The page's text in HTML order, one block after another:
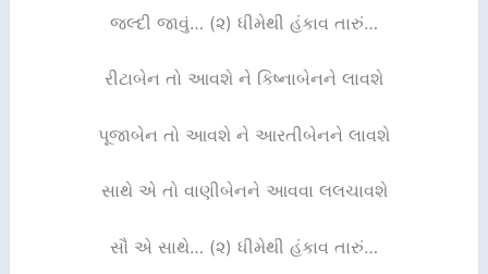
જલ્દી જાવું… (૨) ધીમેથી હંકાવ તારું…
રીટાબેન તો આવશે ને કિષ્નાબેનને લાવશે
પૂજાબેન તો આવશે ને આરતીબેનને લાવશે
સાથે એ તો વાણીબેનને આવવા લલચાવશે
સૌ એ સાથે… (૨) ધીમેથી હંકાવ તારું…